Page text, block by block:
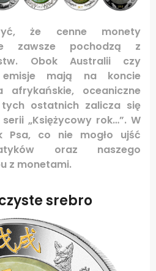
że cenne monety
zawsze pochodzą z
Obok Australii czy
emisje mają na koncie
afrykańskie, oceaniczne
ostatnich zalicza się
„Księżycowy rok…”. W
Psa, co nie mogło ujść
oraz naszego
z monetami.
srebro